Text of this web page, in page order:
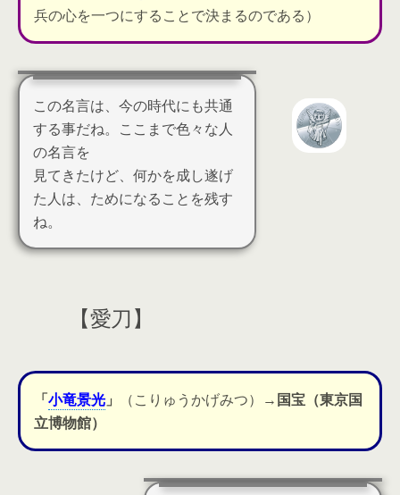
兵の心を一つにすることで決まるのである）
この名言は、今の時代にも共通
する事だね。ここまで色々な人
の名言を
見てきたけど、何かを成し遂げ
た人は、ためになることを残す
ね。
【愛刀】
「小竜景光 」 （こりゅうかげみつ）→国宝（東京国
立博物館）